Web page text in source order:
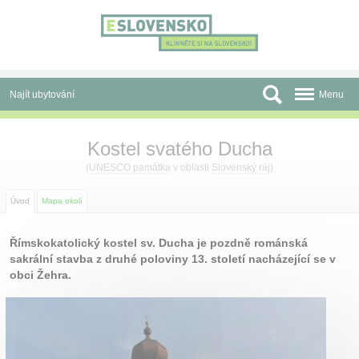
Najít ubytování
Slevy a Last Minute
Autobusové zájezdy
Před cestou
Atrakce
Menu
Kostel svatého Ducha
(UNESCO památka v oblasti Slovenský ráj)
Úvod Mapa okolí
Římskokatolický kostel sv. Ducha je pozdně románská
sakrální stavba z druhé poloviny 13. století nacházející se v
obci Žehra.